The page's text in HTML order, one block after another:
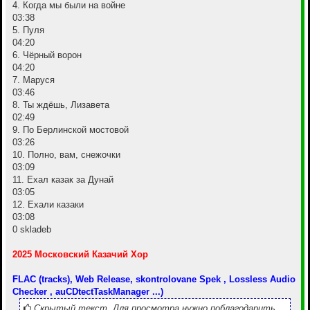
4. Когда мы были на войне
03:38
5. Пуля
04:20
6. Чёрный ворон
04:20
7. Маруся
03:46
8. Ты ждёшь, Лизавета
02:49
9. По Берлинской мостовой
03:26
10. Полно, вам, снежочки
03:09
11. Ехал казак за Дунай
03:05
12. Ехали казаки
03:08
0 skladeb
2025 Московский Казачий Хор
FLAC (tracks), Web Release, skontrolovane Spek , Lossless Audio
Checker , auCDtectTaskManager ...)